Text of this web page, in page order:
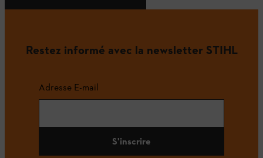
Restez informé avec la newsletter STIHL
Adresse E-mail
S'inscrire